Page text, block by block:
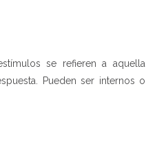
se refieren a aquella
Pueden ser internos o